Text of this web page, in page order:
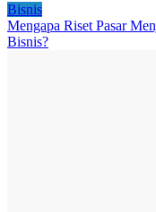
Bisnis
Mengapa Riset Pasar
Bisnis?